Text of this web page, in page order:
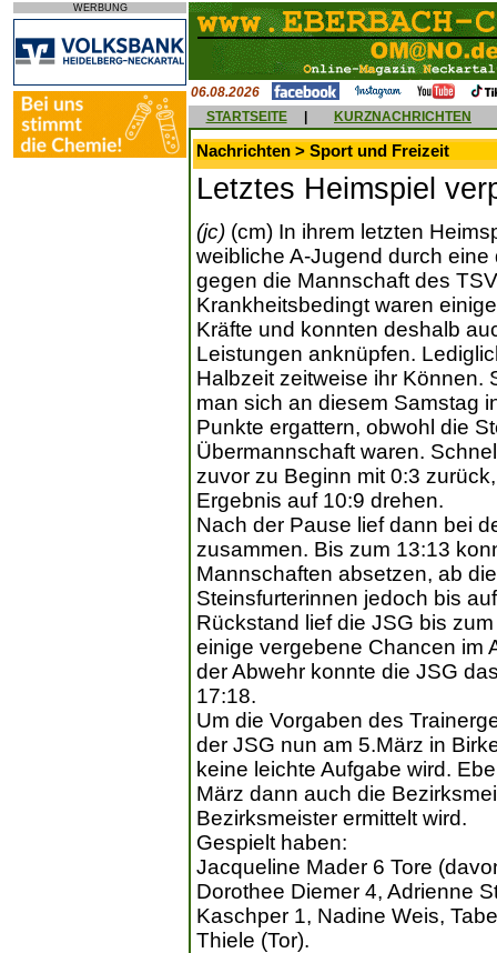
WERBUNG
06.08.2026
STARTSEITE
KURZNACHRICHTEN
Nachrichten > Sport und Freizeit
Letztes Heimspiel
(jc) (cm) In ihrem letzten
weibliche A-Jugend durch
gegen die Mannschaft des
Krankheitsbedingt waren
Kräfte und konnten deshalb
Leistungen anknüpfen.
Halbzeit zeitweise ihr Können.
man sich an diesem Samstag
Punkte ergattern, obwohl die
Übermannschaft waren.
zuvor zu Beginn mit 0:3
Ergebnis auf 10:9 drehen.
Nach der Pause lief dann bei
zusammen. Bis zum 13:13
Mannschaften absetzen, ab
Steinsfurterinnen jedoch bis
Rückstand lief die JSG bis
einige vergebene Chancen im
der Abwehr konnte die JSG
17:18.
Um die Vorgaben des
der JSG nun am 5.März in
keine leichte Aufgabe wird.
März dann auch die
Bezirksmeister ermittelt wird.
Gespielt haben:
Jacqueline Mader 6 Tore
Dorothee Diemer 4, Adrienne
Kaschper 1, Nadine Weis,
Thiele (Tor).